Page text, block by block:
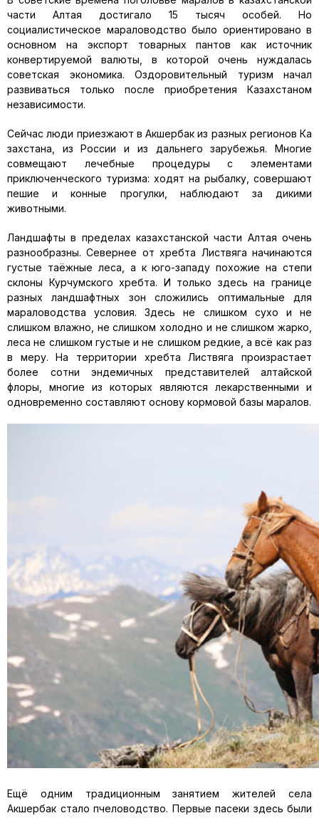
части Алтая достигало 15 тысяч особей. Но
социалистическое мараловодство было ориентировано в
основном на экспорт товарных пантов как источник
конвертируемой валюты, в которой очень нуждалась
советская экономика. Оздоровительный туризм начал
развиваться только после приобретения Казахстаном
независимости.
Сейчас люди приезжают в Акшербак из разных регионов Ка
захстана, из России и из дальнего зарубежья. Многие
совмещают лечебные процедуры с элементами
приключенческого туризма: ходят на рыбалку, совершают
пешие и конные прогулки, наблюдают за дикими
животными.
Ландшафты в пределах казахстанской части Алтая очень
разнообразны. Севернее от хребта Листвяга начинаются
густые таёжные леса, а к юго-западу похожие на степи
склоны Курчумского хребта. И только здесь на границе
разных ландшафтных зон сложились оптимальные для
мараловодства условия. Здесь не слишком сухо и не
слишком влажно, не слишком холодно и не слишком жарко,
леса не слишком густые и не слишком редкие, а всё как раз
в меру. На территории хребта Листвяга произрастает
более сотни эндемичных представителей алтайской
флоры, многие из которых являются лекарственными и
одновременно составляют основу кормовой базы маралов.
Ещё одним традиционным занятием жителей села
Акшербак стало пчеловодство. Первые пасеки здесь были